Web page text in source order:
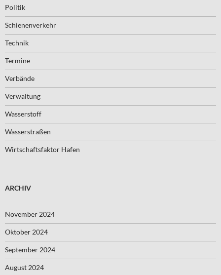
Politik
Schienenverkehr
Technik
Termine
Verbände
Verwaltung
Wasserstoff
Wasserstraßen
Wirtschaftsfaktor Hafen
ARCHIV
November 2024
Oktober 2024
September 2024
August 2024